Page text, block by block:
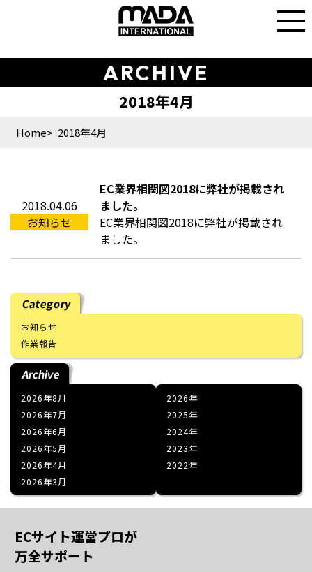
ARCHIVE
Home 2018年4月
2018.04.06
お知らせ
EC業界相関図2018に弊社が掲載され
ました。
EC業界相関図2018に弊社が掲載され
ました。
Category
お知らせ
作業報告
Archive
2026年8月
2026年7月
2026年6月
2026年5月
2026年4月
2026年3月
2026
2025
2024
2023
2022
ECサイト運営プロが
万全サポート